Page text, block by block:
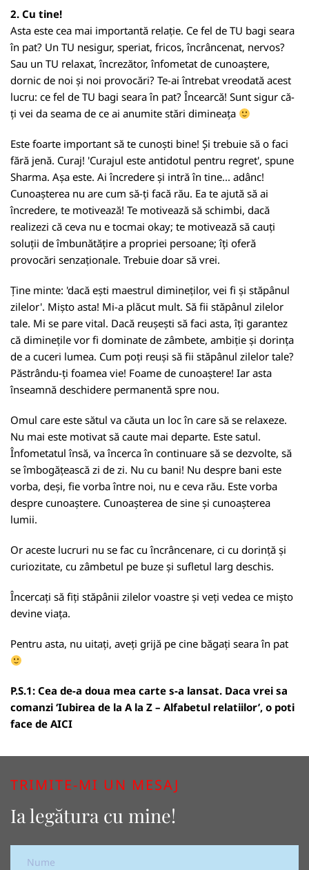
2. Cu tine!
Asta este cea mai importantă relație. Ce fel de TU bagi seara
în pat? Un TU nesigur, speriat, fricos, încrâncenat, nervos?
Sau un TU relaxat, încrezător, înfometat de cunoaștere,
dornic de noi și noi provocări? Te-ai întrebat vreodată acest
lucru: ce fel de TU bagi seara în pat? Încearcă! Sunt sigur că-
ți vei da seama de ce ai anumite stări dimineața
Este foarte important să te cunoști bine! Și trebuie să o faci
fără jenă. Curaj! 'Curajul este antidotul pentru regret', spune
Sharma. Așa este. Ai încredere și intră în tine... adânc!
Cunoașterea nu are cum să-ți facă rău. Ea te ajută să ai
încredere, te motivează! Te motivează să schimbi, dacă
realizezi că ceva nu e tocmai okay; te motivează să cauți
soluții de îmbunătățire a propriei persoane; îți oferă
provocări senzaționale. Trebuie doar să vrei.
Ține minte: 'dacă ești maestrul dimineților, vei fi și stăpânul
zilelor'. Mișto asta! Mi-a plăcut mult. Să fii stăpânul zilelor
tale. Mi se pare vital. Dacă reușești să faci asta, îți garantez
că diminețile vor fi dominate de zâmbete, ambiție și dorința
de a cuceri lumea. Cum poți reuși să fii stăpânul zilelor tale?
Păstrându-ți foamea vie! Foame de cunoaștere! Iar asta
înseamnă deschidere permanentă spre nou.
Omul care este sătul va căuta un loc în care să se relaxeze.
Nu mai este motivat să caute mai departe. Este satul.
Înfometatul însă, va încerca în continuare să se dezvolte, să
se îmbogățească zi de zi. Nu cu bani! Nu despre bani este
vorba, deși, fie vorba între noi, nu e ceva rău. Este vorba
despre cunoaștere. Cunoașterea de sine și cunoașterea
lumii.
Or aceste lucruri nu se fac cu încrâncenare, ci cu dorință și
curiozitate, cu zâmbetul pe buze și sufletul larg deschis.
Încercați să fiți stăpânii zilelor voastre și veți vedea ce mișto
devine viața.
Pentru asta, nu uitați, aveți grijă pe cine băgați seara în pat
P.S.1: Cea de-a doua mea carte s-a lansat. Daca vrei sa
comanzi ‘Iubirea de la A la Z – Alfabetul relatiilor’, o poti
face de AICI
TRIMITE-MI UN MESAJ
Ia legătura cu mine!